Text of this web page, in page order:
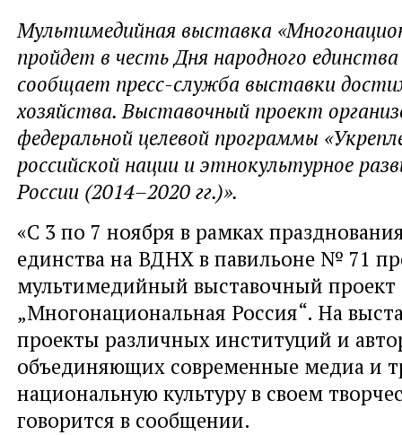
Мультимедийная выставка
пройдет в честь Дня народного
сообщает пресс-служба выставки
хозяйства. Выставочный проект
федеральной целевой программы
российской нации и этнокультурное
России (2014–2020 гг.)».
«С 3 по 7 ноября в рамках
единства на ВДНХ в павильоне № 71
мультимедийный выставочный проект
„Многонациональная Россия“. На
проекты различных институций и
объединяющих современные медиа и
национальную культуру в своем
говорится в сообщении.